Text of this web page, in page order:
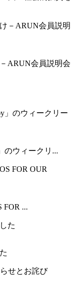
ARUN会員説明会
のウィークリ...
FOR ...